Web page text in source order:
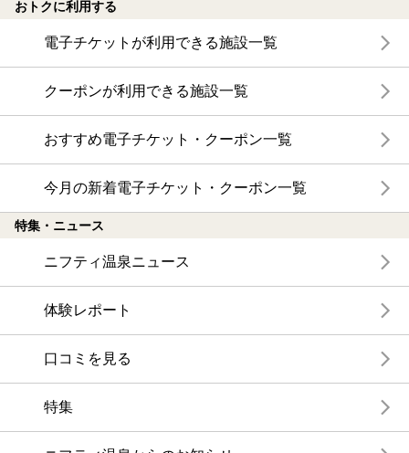
おトクに利用する
電子チケットが利用できる施設一覧
クーポンが利用できる施設一覧
おすすめ電子チケット・クーポン一覧
今月の新着電子チケット・クーポン一覧
特集・ニュース
ニフティ温泉ニュース
体験レポート
口コミを見る
特集